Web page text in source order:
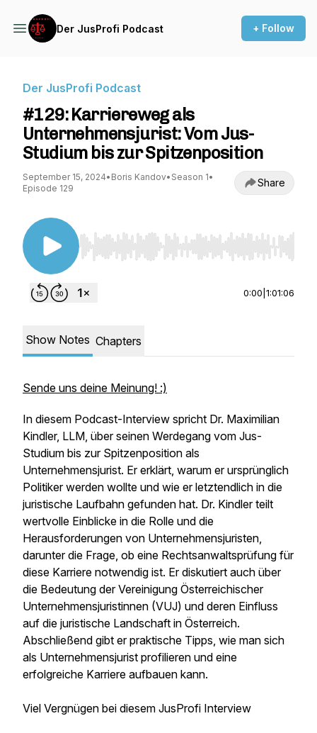
Der JusProfi Podcast + Follow
Der JusProfi Podcast
#129: Karriereweg als
Unternehmensjurist: Vom Jus-
Studium bis zur Spitzenposition
September 15, 2024• Boris Kandov• Season 1•
Episode 129
Share
Use Left/Right to seek, Home/End to jump to
0:00 1:01:06
Show Notes Chapters
Sende uns deine Meinung! :)
In diesem Podcast-Interview spricht Dr. Maximilian
Kindler, LLM, über seinen Werdegang vom Jus-
Studium bis zur Spitzenposition als
Unternehmensjurist. Er erklärt, warum er ursprünglich
Politiker werden wollte und wie er letztendlich in die
juristische Laufbahn gefunden hat. Dr. Kindler teilt
wertvolle Einblicke in die Rolle und die
Herausforderungen von Unternehmensjuristen,
darunter die Frage, ob eine Rechtsanwaltsprüfung für
diese Karriere notwendig ist. Er diskutiert auch über
die Bedeutung der Vereinigung Österreichischer
Unternehmensjuristinnen (VUJ) und deren Einfluss
auf die juristische Landschaft in Österreich.
Abschließend gibt er praktische Tipps, wie man sich
als Unternehmensjurist profilieren und eine
erfolgreiche Karriere aufbauen kann.
Viel Vergnügen bei diesem JusProfi Interview